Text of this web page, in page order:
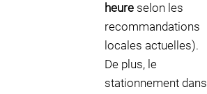
heure selon les
recommandations
locales actuelles).
De plus, le
stationnement dans